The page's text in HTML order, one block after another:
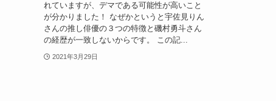
れていますが、デマである可能性が高いこと
が分かりました！ なぜかというと宇佐見りん
さんの推し俳優の３つの特徴と磯村勇斗さん
の経歴が一致しないからです。 この記...
2021年3月29日